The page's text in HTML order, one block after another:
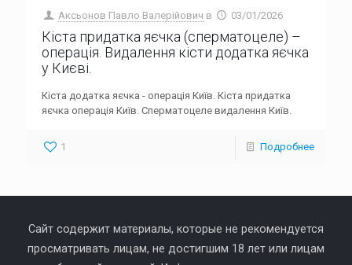
Аксьонов Павло Валерійович в 03/01/2026
Кіста придатка яєчка (сперматоцеле) –
операція. Видалення кісти додатка яєчка
у Києві.
Кіста додатка яєчка - операція Київ. Кіста придатка
яєчка операція Київ. Сперматоцеле видалення Київ.
1 Подробнее
Сайт содержит материалы, которые не рекомендуется
просматривать лицам, не достигшим 18 лет или лицам